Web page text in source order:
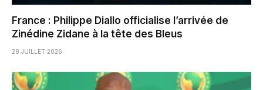
France : Philippe Diallo officialise l’arrivée de
Zinédine Zidane à la tête des Bleus
28 JUILLET 2026